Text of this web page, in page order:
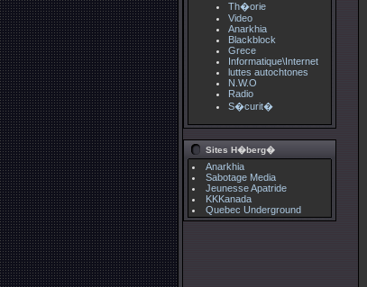
Th�orie
Video
Anarkhia
Blackblock
Grece
Informatique\Internet
luttes autochtones
N.W.O
Radio
S�curit�
Sites H�berg�
Anarkhia
Sabotage Media
Jeunesse Apatride
KKKanada
Quebec Underground